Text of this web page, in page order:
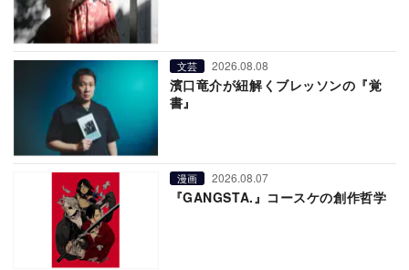
文芸 2026.08.08
濱口竜介が紐解くブレッソンの『覚
書』
漫画 2026.08.07
『GANGSTA.』コースケの創作哲学